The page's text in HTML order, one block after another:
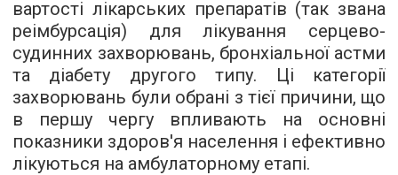
вартості лікарських препаратів (так звана
реімбурсація) для лікування серцево-
судинних захворювань, бронхіальної астми
та діабету другого типу. Ці категорії
захворювань були обрані з тієї причини, що
в першу чергу впливають на основні
показники здоров'я населення і ефективно
лікуються на амбулаторному етапі.